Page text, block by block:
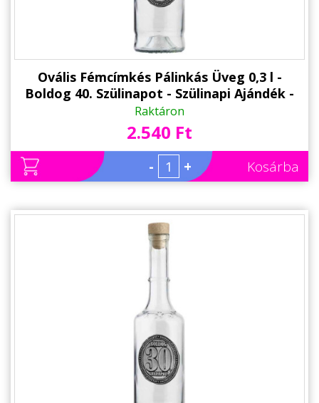
Ovális Fémcímkés Pálinkás Üveg 0,3 l -
Boldog 40. Szülinapot - Szülinapi Ajándék -
Ajándék 40. Születésnapra
Raktáron
2.540 Ft
- + Kosárba